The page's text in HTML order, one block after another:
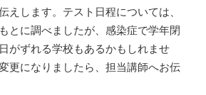
えします。テスト日程については、
とに調べましたが、感染症で学年閉
がずれる学校もあるかもしれませ
更になりましたら、担当講師へお伝